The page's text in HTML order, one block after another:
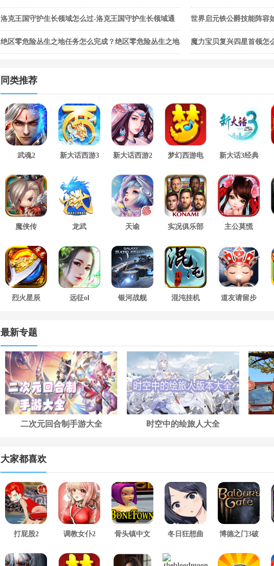
灵参战技能合集
洛克王国守护生长领域怎么过-洛克王国守护生长领域通
关攻略
世界启元铁公爵技能阵容
阵容搭配合集
绝区零危险丛生之地任务怎么完成？绝区零危险丛生之地 魔力宝贝复兴四星首领怎
同类推荐
武魂2 新大话西游3 新大话西游2 梦幻西游电 新大话3经典
魔侠传 龙武 天谕 实况俱乐部 主公莫慌
烈火星辰 远征ol 银河战舰 混沌挂机 道友请留步
最新专题
二次元回合制手游大全 时空中的绘旅人大全
大家都喜欢
打屁股2 调教女仆2 骨头镇中文 冬日狂想曲 博德之门3破